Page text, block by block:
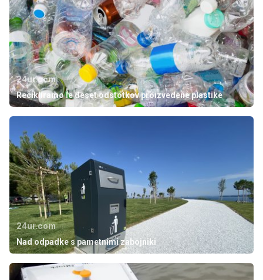
24ur.com
Recikliramo le deset odstotkov proizvedene plastike
24ur.com
Nad odpadke s pametnimi zabojniki